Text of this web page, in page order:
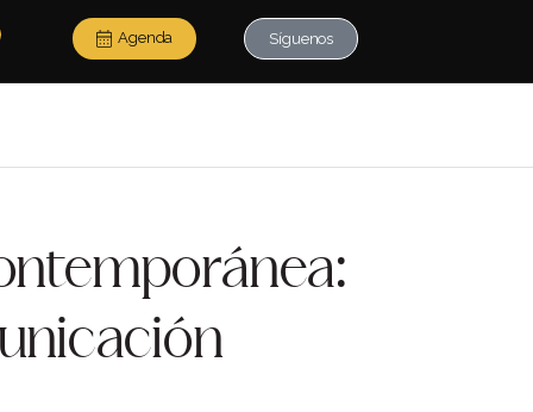
Agenda Síguenos